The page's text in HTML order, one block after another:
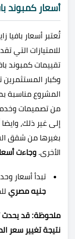
أسعار كمبوند
تُعتبر أسعار بافيا
للامتيازات التي
تقييمات كمبوند
وكبار
المشروع مناسبة
من تصميمات
إلى غير ذلك، وايضا
بغيرها من شقق
الأخرى. وجاءت
تبدأ أسعار وحدات
جنيه مصري
ملحوظة: قد يحدث
نتيجة تغيير سعر